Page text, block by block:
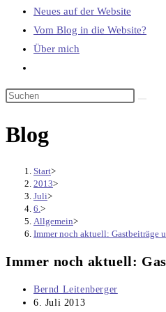
Neues auf der Website
Vom Blog in die Website?
Über mich
umschalten
Blog
Start>
2013>
Juli>
6. >
Allgemein>
Immer noch aktuell: Gastbeiträge
Immer noch aktuell:
Beitrags-
Autor:
Bernd Leitenberger
Beitrag
6. Juli 2013